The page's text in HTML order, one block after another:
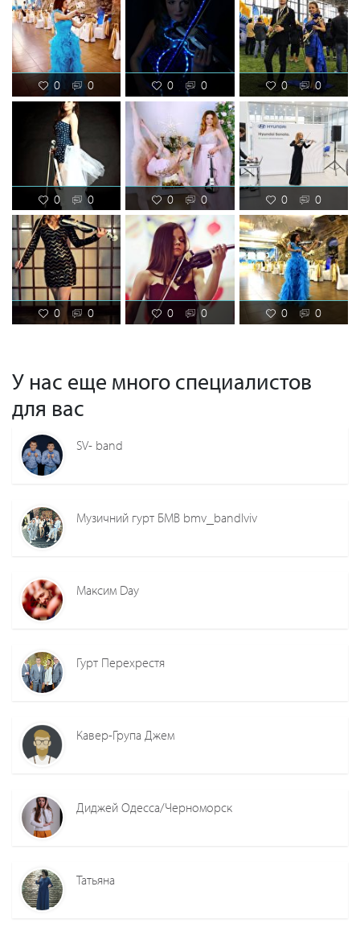
0 0 0 0 0 0
0 0 0 0 0 0
0 0 0 0 0 0
У нас еще много специалистов
для вас
SV- band
Музичний гурт БМВ bmv_bandlviv
Максим Day
Гурт Перехрестя
Кавер-Група Джем
Диджей Одесса/Черноморск
Татьяна